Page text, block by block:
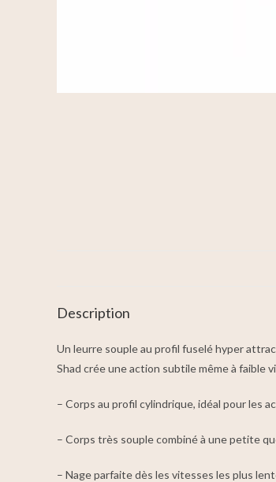
Description
Un leurre souple au profil fuselé hyper
Shad crée une action subtile même à faible
– Corps au profil cylindrique, idéal pour les
– Corps très souple combiné à une petite
– Nage parfaite dès les vitesses les plus